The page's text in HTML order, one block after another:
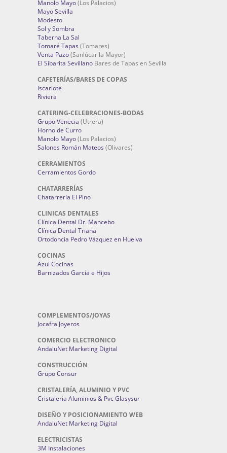
Manolo Mayo(Los Palacios)
Mayo Sevilla
Modesto
Sol y Sombra
Taberna La Sal
Tomaré Tapas (Tomares)
Venta Pazo(Sanlúcar la Mayor)
El Sibarita Sevillano Bares de Tapas en Sevilla
CAFETERÍAS/BARES DE COPAS
Iscariote
Riviera
CATERING-CELEBRACIONES-BODAS
Grupo Venecia (Utrera)
Horno de Curro
Manolo Mayo(Los Palacios)
Salones Román Mateos (Olivares)
CERRAMIENTOS
Cerramientos Gordo
CHATARRERÍAS
Chatarrería El Pino
CLINICAS DENTALES
Clínica Dental Dr. Mancebo
Clínica Dental Triana
Ortodoncia Pedro Vázquez en Huelva
COCINAS
Azul Cocinas
Barnizados García e Hijos
COMPLEMENTOS/JOYAS
Jocafra Joyeros
COMERCIO ELECTRONICO
AndaluNet Marketing Digital
CONSTRUCCIÓN
Grupo Consur
CRISTALERÍA, ALUMINIO Y PVC
Cristaleria Aluminios & Pvc Glasysur
DISEÑO Y POSICIONAMIENTO WEB
AndaluNet Marketing Digital
ELECTRICISTAS
3M Instalaciones